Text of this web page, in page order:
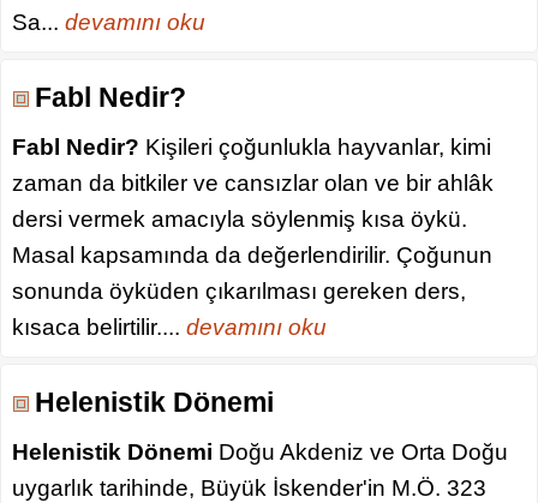
Sa... devamını oku
Fabl Nedir?
Fabl Nedir? Kişileri çoğunlukla hayvanlar, kimi
zaman da bitkiler ve cansızlar olan ve bir ahlâk
dersi vermek amacıyla söylenmiş kısa öykü.
Masal kapsamında da değerlendirilir. Çoğunun
sonunda öyküden çıkarılması gereken ders,
kısaca belirtilir.... devamını oku
Helenistik Dönemi
Helenistik Dönemi Doğu Akdeniz ve Orta Doğu
uygarlık tarihinde, Büyük İskender'in M.Ö. 323